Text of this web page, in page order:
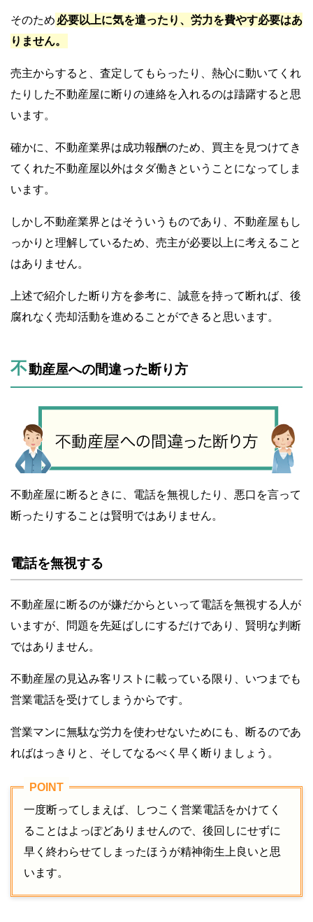
そのため 必要以上に気を遣ったり、労力を費やす必要はあ
りません。
売主からすると、査定してもらったり、熱心に動いてくれ
たりした不動産屋に断りの連絡を入れるのは躊躇すると思
います。
確かに、不動産業界は成功報酬のため、買主を見つけてき
てくれた不動産屋以外はタダ働きということになってしま
います。
しかし不動産業界とはそういうものであり、不動産屋もし
っかりと理解しているため、売主が必要以上に考えること
はありません。
上述で紹介した断り方を参考に、誠意を持って断れば、後
腐れなく売却活動を進めることができると思います。
不動産屋への間違った断り方
不動産屋に断るときに、電話を無視したり、悪口を言って
断ったりすることは賢明ではありません。
電話を無視する
不動産屋に断るのが嫌だからといって電話を無視する人が
いますが、問題を先延ばしにするだけであり、賢明な判断
ではありません。
不動産屋の見込み客リストに載っている限り、いつまでも
営業電話を受けてしまうからです。
営業マンに無駄な労力を使わせないためにも、断るのであ
ればはっきりと、そしてなるべく早く断りましょう。
一度断ってしまえば、しつこく営業電話をかけてく
ることはよっぽどありませんので、後回しにせずに
早く終わらせてしまったほうが精神衛生上良いと思
います。